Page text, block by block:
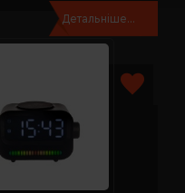
Детальніше...